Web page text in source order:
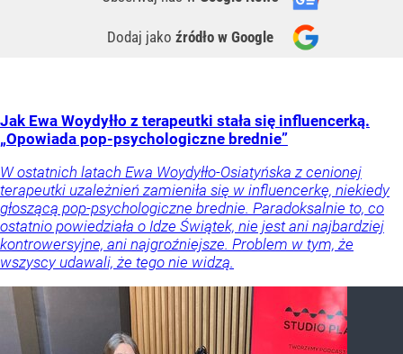
Dodaj jako źródło w Google
Jak Ewa Woydyłło z terapeutki stała się influencerką.
„Opowiada pop-psychologiczne brednie”
W ostatnich latach Ewa Woydyłło-Osiatyńska z cenionej
terapeutki uzależnień zamieniła się w influencerkę, niekiedy
głoszącą pop-psychologiczne brednie. Paradoksalnie to, co
ostatnio powiedziała o Idze Świątek, nie jest ani najbardziej
kontrowersyjne, ani najgroźniejsze. Problem w tym, że
wszyscy udawali, że tego nie widzą.